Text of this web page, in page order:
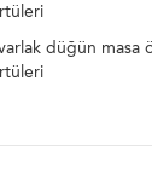
düğün masa